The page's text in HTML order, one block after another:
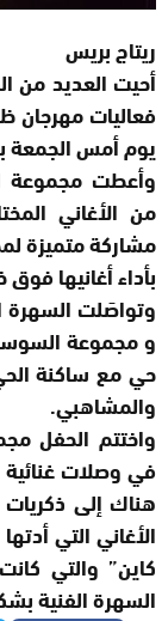
ريتاج بريس
أحيت العديد من
فعاليات مهرجان
يوم أمس الجمعة
وأعطت مجموعة
من الأغاني
مشاركة متميزة
بأداء أغانيها
وتواصَلت السهرة
و مجموعة
حي مع ساكنة
والمشاهبي.
واختتم الحفل
في وصلات غنائية
هناك إلى
الأغاني التي
كاين” والتي
السهرة الفنية